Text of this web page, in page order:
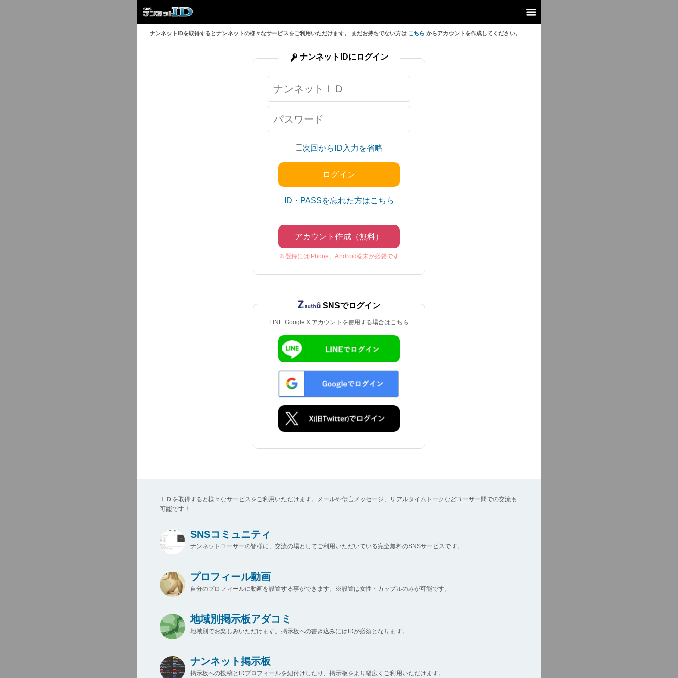
ナンネットIDを取得するとナンネットの様々なサービスをご利用いただけます。 まだお持ちでない方は こちら からアカウントを作成してください。
次回からID入力を省略
ID・PASSを忘れた方はこちら
アカウント作成（無料）
※登録にはiPhone、Android端末が必要です
ナンネットIDにログイン
LINE Google X アカウントを使用する場合はこちら
SNSでログイン
ＩＤを取得すると様々なサービスをご利用いただけます。メールや伝言メッセージ、リアルタイムトークなどユーザー間での交流も
可能です！
SNSコミュニティ
ナンネットユーザーの皆様に、交流の場としてご利用いただいている完全無料のSNSサービスです。
プロフィール動画
自分のプロフィールに動画を設置する事ができます。※設置は女性・カップルのみが可能です。
地域別掲示板アダコミ
地域別でお楽しみいただけます。掲示板への書き込みにはIDが必須となります。
ナンネット掲示板
掲示板への投稿とIDプロフィールを紐付けしたり、掲示板をより幅広くご利用いただけます。